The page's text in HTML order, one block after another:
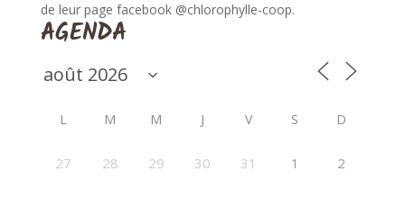
de leur page facebook @chlorophylle-coop.
AGENDA
L M M J V S D
27 28 29 30 31 1 2